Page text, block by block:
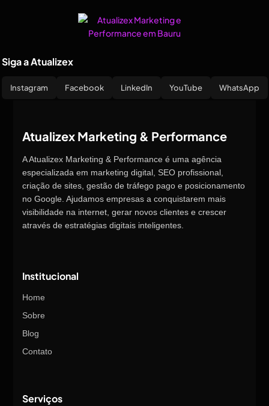
Siga a Atualizex
Instagram Facebook LinkedIn YouTube WhatsApp
Atualizex Marketing & Performance
A Atualizex Marketing & Performance é uma agência
especializada em marketing digital, SEO profissional,
criação de sites, gestão de tráfego pago e posicionamento
no Google. Ajudamos empresas a conquistarem mais
visibilidade na internet, gerar novos clientes e crescer
através de estratégias digitais inteligentes.
Institucional
Home
Sobre
Blog
Contato
Serviços